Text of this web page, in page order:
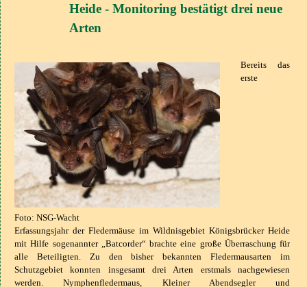
Heide - Monitoring bestätigt drei neue
Arten
Foto: NSG-Wacht
Bereits das
erste
Erfassungsjahr der Fledermäuse im Wildnisgebiet Königsbrücker Heide
mit Hilfe sogenannter „Batcorder“ brachte eine große Überraschung für
alle Beteiligten. Zu den bisher bekannten Fledermausarten im
Schutzgebiet konnten insgesamt drei Arten erstmals nachgewiesen
werden. Nymphenfledermaus, Kleiner Abendsegler und